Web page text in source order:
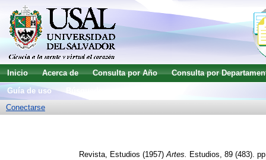
Inicio Acerca de Consulta por Año
Consulta por
Guía de uso
Conectarse
Revista, Estudios (1957) Artes. Estudios, 89 (483).